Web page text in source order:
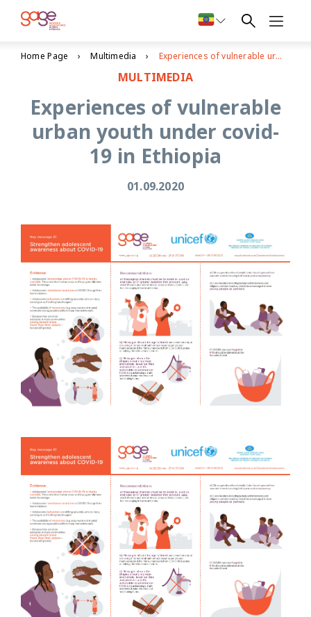
Home Page Multimedia Experiences of vulnerable urban youth under covid-19 in Ethiopia
MULTIMEDIA
Experiences of vulnerable
urban youth under covid-
19 in Ethiopia
01.09.2020